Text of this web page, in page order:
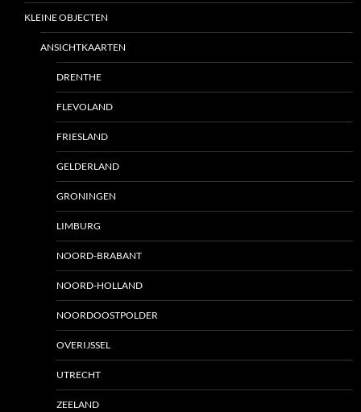
KLEINE OBJECTEN
ANSICHTKAARTEN
DRENTHE
FLEVOLAND
FRIESLAND
GELDERLAND
GRONINGEN
LIMBURG
NOORD-BRABANT
NOORD-HOLLAND
NOORDOOSTPOLDER
OVERIJSSEL
UTRECHT
ZEELAND